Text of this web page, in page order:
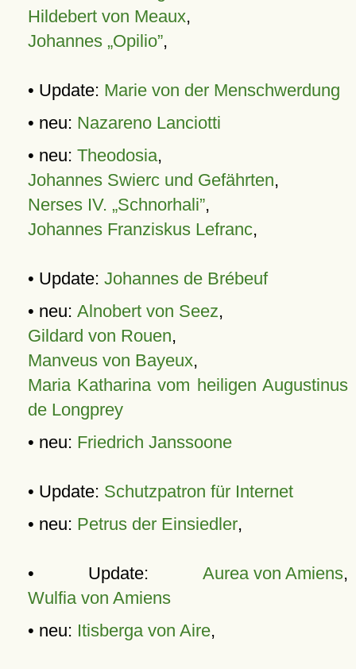
Hildebert von Meaux,
Johannes „Opilio”,
• Update: Marie von der Menschwerdung
• neu: Nazareno Lanciotti
• neu: Theodosia,
Johannes Swierc und Gefährten,
Nerses IV. „Schnorhali”,
Johannes Franziskus Lefranc,
• Update: Johannes de Brébeuf
• neu: Alnobert von Seez,
Gildard von Rouen,
Manveus von Bayeux,
Maria Katharina vom heiligen Augustinus
de Longprey
• neu: Friedrich Janssoone
• Update: Schutzpatron für Internet
• neu: Petrus der Einsiedler,
• Update: Aurea von Amiens,
Wulfia von Amiens
• neu: Itisberga von Aire,